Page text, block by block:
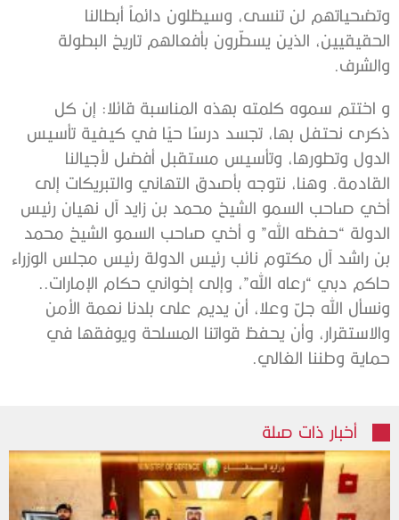
وتضحياتهم لن تنسى، وسيظلون دائماً أبطالنا
الحقيقيين، الذين يسطّرون بأفعالهم تاريخ البطولة
والشرف.
و اختتم سموه كلمته بهذه المناسبة قائلا: إن كل
ذكرى نحتفل بها، تجسد درسًا حيًا في كيفية تأسيس
الدول وتطورها، وتأسيس مستقبل أفضل لأجيالنا
القادمة. وهنا، نتوجه بأصدق التهاني والتبريكات إلى
أخي صاحب السمو الشيخ محمد بن زايد آل نهيان رئيس
الدولة “حفظه الله” و أخي صاحب السمو الشيخ محمد
بن راشد آل مكتوم نائب رئيس الدولة رئيس مجلس الوزراء
حاكم دبي “رعاه الله”، وإلى إخواني حكام الإمارات..
ونسأل الله جلّ وعلا، أن يديم على بلدنا نعمة الأمن
والاستقرار، وأن يحفظ قواتنا المسلحة ويوفقها في
حماية وطننا الغالي.
أخبار ذات صلة